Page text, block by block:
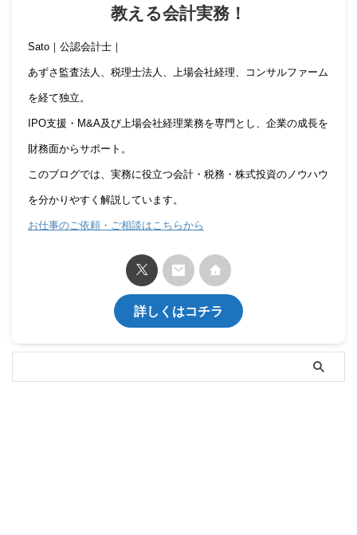
教える会計実務！
Sato｜公認会計士｜
あずさ監査法人、税理士法人、上場会社経理、コンサルファーム
を経て独立。
IPO支援・M&A及び上場会社経理業務を専門とし、企業の成長を
財務面からサポート。
このブログでは、実務に役立つ会計・税務・株式投資のノウハウ
を分かりやすく解説しています。
お仕事のご依頼・ご相談はこちらから
詳しくはコチラ